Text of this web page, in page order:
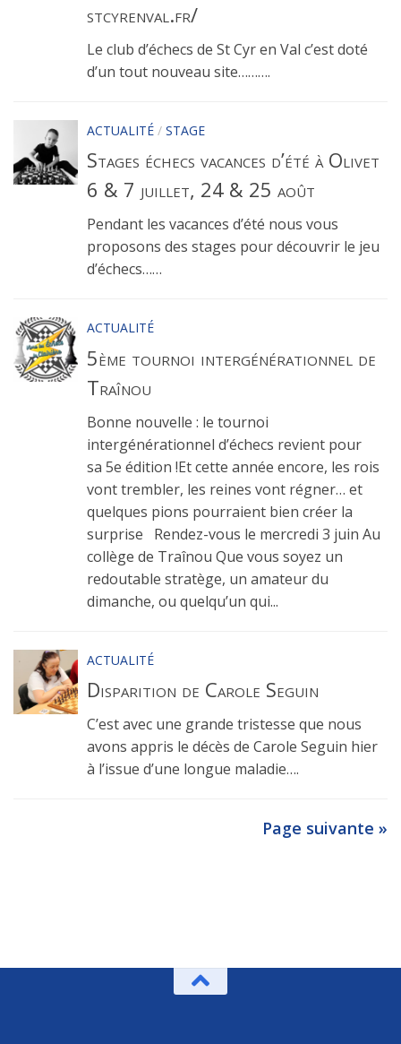
stcyrenval.fr/
Le club d’échecs de St Cyr en Val c’est doté
d’un tout nouveau site……….
ACTUALITÉ / STAGE
Stages échecs vacances d’été à Olivet
6 & 7 juillet, 24 & 25 août
Pendant les vacances d’été nous vous
proposons des stages pour découvrir le jeu
d’échecs……
ACTUALITÉ
5ème tournoi intergénérationnel de
Traînou
Bonne nouvelle : le tournoi
intergénérationnel d’échecs revient pour
sa 5e édition !Et cette année encore, les rois
vont trembler, les reines vont régner… et
quelques pions pourraient bien créer la
surprise Rendez-vous le mercredi 3 juin Au
collège de Traînou Que vous soyez un
redoutable stratège, un amateur du
dimanche, ou quelqu’un qui...
ACTUALITÉ
Disparition de Carole Seguin
C’est avec une grande tristesse que nous
avons appris le décès de Carole Seguin hier
à l’issue d’une longue maladie….
Page suivante »